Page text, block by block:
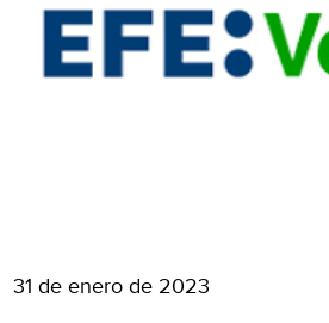
31 de enero de 2023